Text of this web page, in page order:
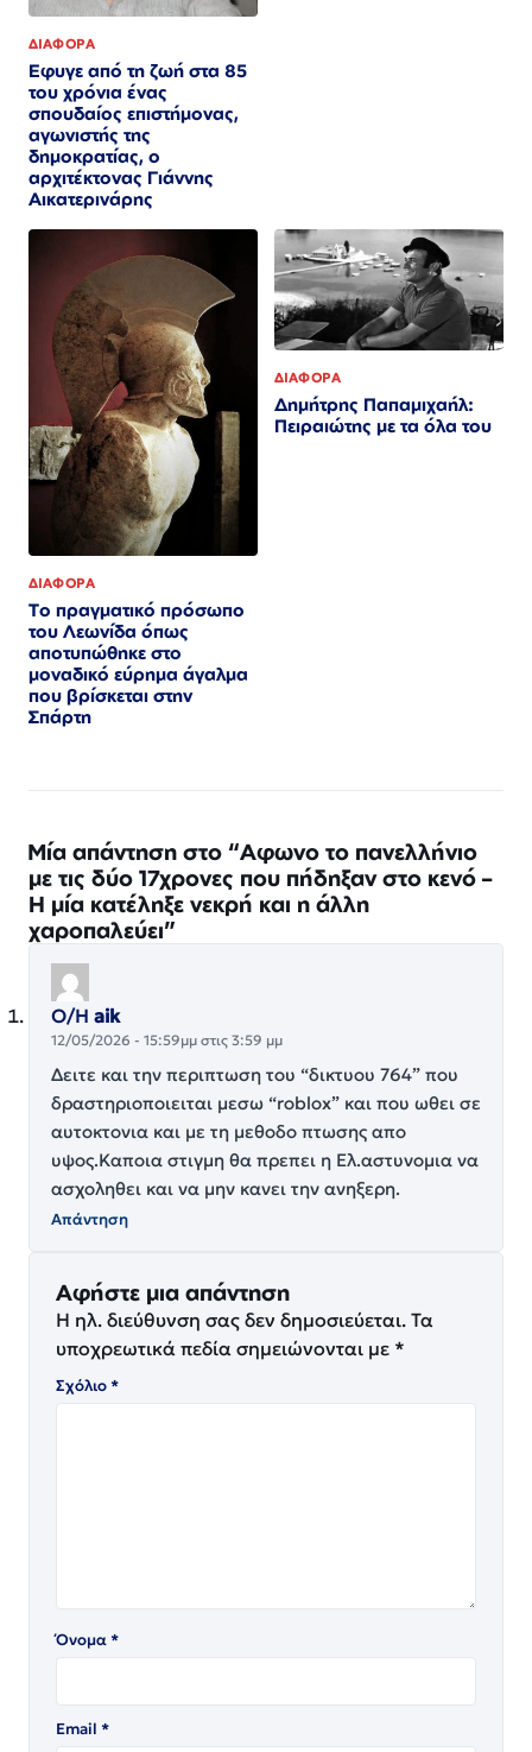
ΔΙΑΦΟΡΑ
Εφυγε από τη ζωή στα 85
του χρόνια ένας
σπουδαίος επιστήμονας,
αγωνιστής της
δημοκρατίας, ο
αρχιτέκτονας Γιάννης
Αικατερινάρης
ΔΙΑΦΟΡΑ
Το πραγματικό πρόσωπο
του Λεωνίδα όπως
αποτυπώθηκε στο
μοναδικό εύρημα άγαλμα
που βρίσκεται στην
Σπάρτη
ΔΙΑΦΟΡΑ
Δημήτρης Παπαμιχαήλ:
Πειραιώτης με τα όλα του
Μία απάντηση στο “Αφωνο το πανελλήνιο
με τις δύο 17χρονες που πήδηξαν στο κενό –
Η μία κατέληξε νεκρή και η άλλη
χαροπαλεύει”
Ο/Η aik
12/05/2026 - 15:59μμ στις 3:59 μμ
Δειτε και την περιπτωση του “δικτυου 764” που
δραστηριοποιειται μεσω “roblox” και που ωθει σε
αυτοκτονια και με τη μεθοδο πτωσης απο
υψος.Καποια στιγμη θα πρεπει η Ελ.αστυνομια να
ασχοληθει και να μην κανει την ανηξερη.
Απάντηση
Αφήστε μια απάντηση
Η ηλ. διεύθυνση σας δεν δημοσιεύεται. Τα
υποχρεωτικά πεδία σημειώνονται με *
Σχόλιο*
Όνομα*
Email *